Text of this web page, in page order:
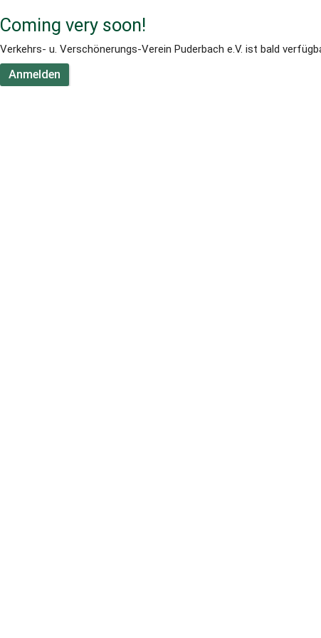
Coming very soon!
Verkehrs- u. Verschönerungs-Verein Puderbach e.V. ist bald
Anmelden